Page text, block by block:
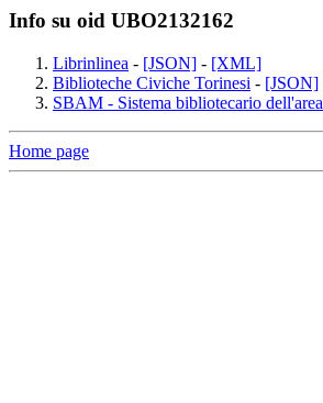
Info su oid UBO2132162
Librinlinea - [JSON] - [XML]
Biblioteche Civiche Torinesi - [JSON]
SBAM - Sistema bibliotecario
Home page